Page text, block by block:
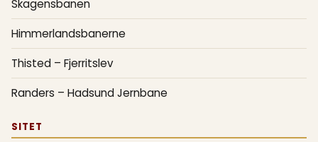
Skagensbanen
Himmerlandsbanerne
Thisted – Fjerritslev
Randers – Hadsund Jernbane
SITET